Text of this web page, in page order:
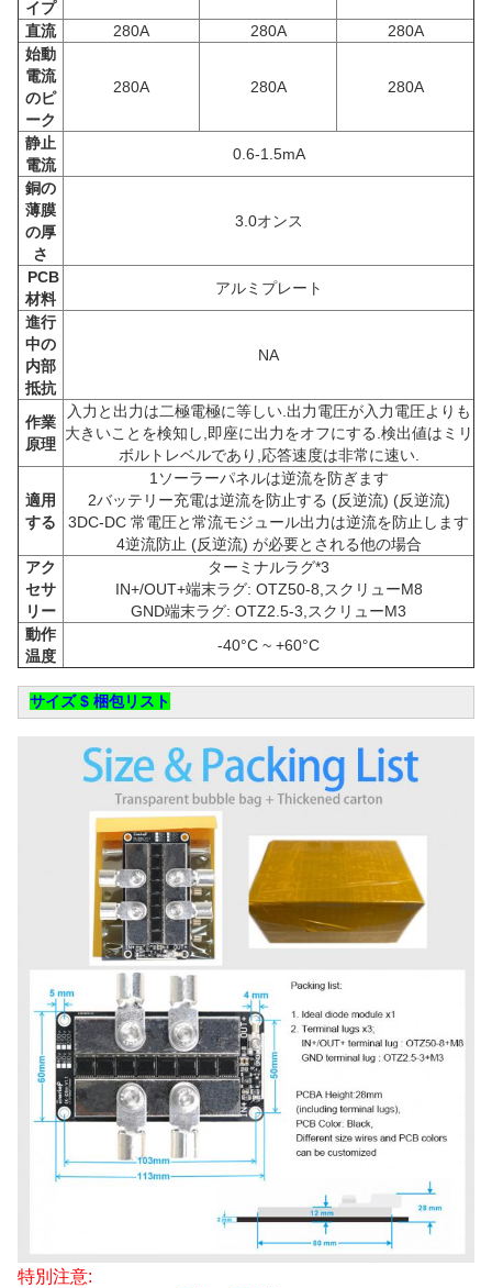
イプ
直流
280A 280A
280A
始動
電流
のピ
ーク
280A 280A 280A
静止
電流
0.6-1.5mA
銅の
薄膜
の厚
さ
3.0オンス
PCB
材料
アルミプレート
進行
中の
内部
抵抗
NA
作業
原理
入力と出力は二極電極に等しい.出力電圧が入力電圧よりも
大きいことを検知し,即座に出力をオフにする.検出値はミリ
ボルトレベルであり,応答速度は非常に速い.
適用
する
1ソーラーパネルは逆流を防ぎます
2バッテリー充電は逆流を防止する (反逆流) (反逆流)
3DC-DC 常電圧と常流モジュール出力は逆流を防止します
4逆流防止 (反逆流) が必要とされる他の場合
アク
セサ
リー
ターミナルラグ*3
IN+/OUT+端末ラグ: OTZ50-8,スクリューM8
GND端末ラグ: OTZ2.5-3,スクリューM3
動作
温度
-40°C ~ +60°C
サイズ $ 梱包リスト
特別注意: